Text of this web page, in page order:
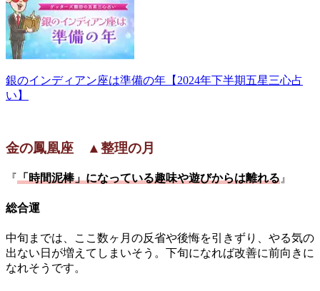
銀のインディアン座は準備の年【2024年下半期五星三心占
い】
金の鳳凰座 ▲整理の月
『「時間泥棒」になっている趣味や遊びからは離れる 』
総合運
中旬までは、ここ数ヶ月の反省や後悔を引きずり、やる気の
出ない日が増えてしまいそう。下旬になれば改善に前向きに
なれそうです。